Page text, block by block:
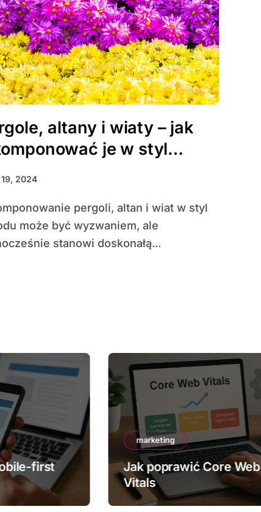
altany i wiaty – jak
je w styl
2024
może być wyzwaniem, ale
stanowi doskonałą...
first
marketing
Jak poprawić Core Web
Vitals